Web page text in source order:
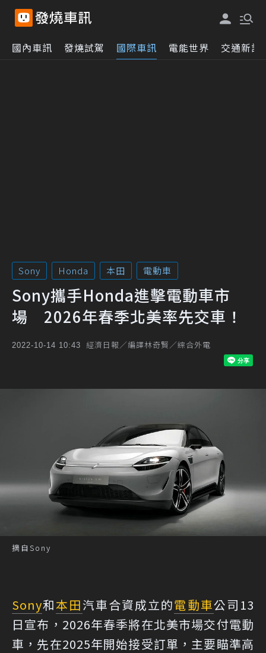
國內車訊 發燒試駕 國際車訊 電能世界 交通新訊
Sony Honda 本田 電動車
Sony攜手Honda進擊電動車市
場 2026年春季北美率先交車！
2022-10-14 10:43 經濟日報／編譯林奇賢／綜合外電
摘自Sony
Sony和本田汽車合資成立的電動車公司13
日宣布，2026年春季將在北美市場交付電動
車，先在2025年開始接受訂單，主要瞄準高